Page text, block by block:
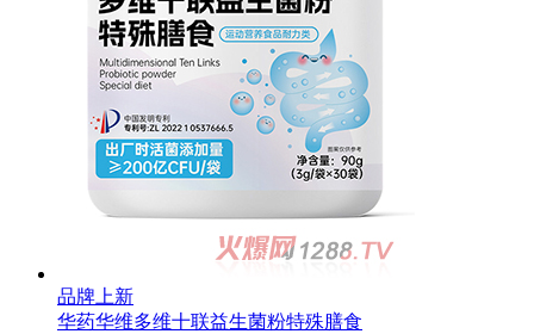
品牌上新
华药华维多维十联益生菌粉特殊膳食